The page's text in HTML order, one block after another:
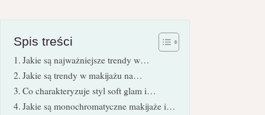
Spis treści
Jakie są najważniejsze trendy w…
Jakie są trendy w makijażu na…
Co charakteryzuje styl soft glam i…
Jakie są monochromatyczne makijaże i…